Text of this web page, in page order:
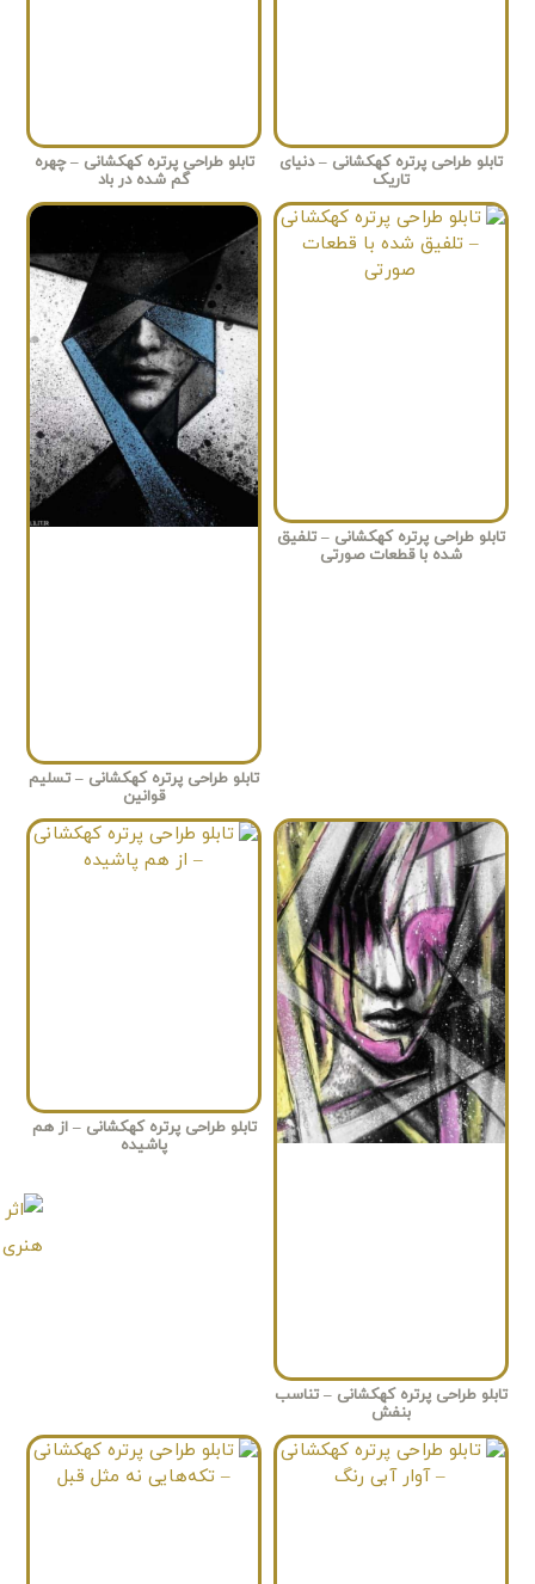
تابلو طراحی پرتره کهکشانی – دنیای
تاریک
تابلو طراحی پرتره کهکشانی – چهره
گم شده در باد
تابلو طراحی پرتره کهکشانی – تلفیق
شده با قطعات صورتی
تابلو طراحی پرتره کهکشانی – تسلیم
قوانین
تابلو طراحی پرتره کهکشانی – تناسب
بنفش
تابلو طراحی پرتره کهکشانی – از هم
پاشیده